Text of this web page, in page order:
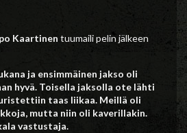
Kaartinen tuumaili pelin jälkeen
ja ensimmäinen jakso oli
hyvä. Toisella jaksolla ote lähti
taas liikaa. Meillä oli
mutta niin oli kaverillakin.
vastustaja.